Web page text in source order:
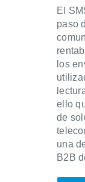
El
paso
los
ello
de
una
B2B